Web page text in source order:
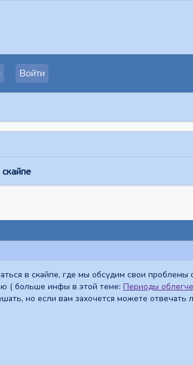
Войти
в скайпе, где мы обсудим свои
( больше инфы в этой теме: Периоды
но если вам захочется можете